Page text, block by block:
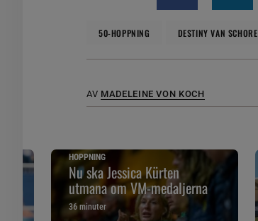
50-HOPPNING DESTINY VAN SCHORE
AV MADELEINE VON KOCH
HOPPNING
Nu ska Jessica Kürten
utmana om VM-medaljerna
36 minuter